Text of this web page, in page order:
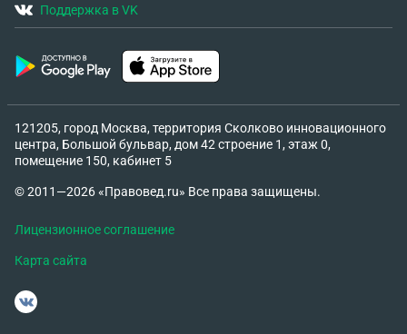
Поддержка в VK
121205, город Москва, территория Сколково инновационного
центра, Большой бульвар, дом 42 строение 1, этаж 0,
помещение 150, кабинет 5
© 2011—2026 «Правовед.ru» Все права защищены.
Лицензионное соглашение
Карта сайта